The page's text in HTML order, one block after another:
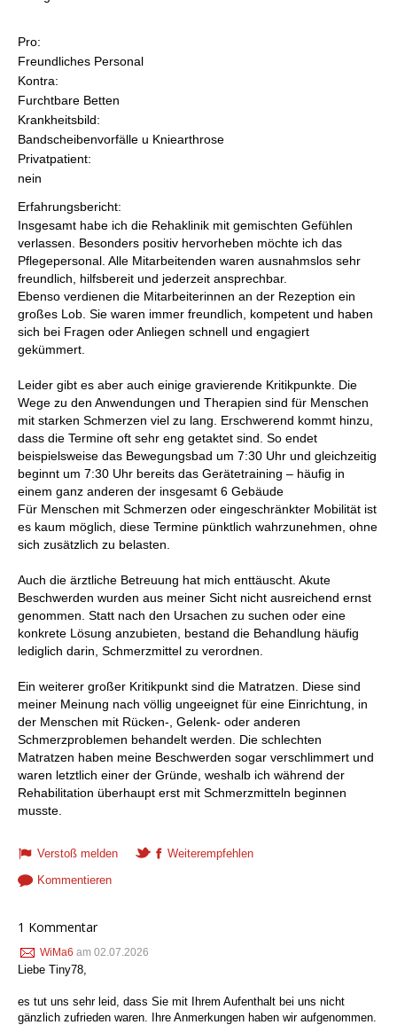
Pro:
Freundliches Personal
Kontra:
Furchtbare Betten
Krankheitsbild:
Bandscheibenvorfälle u Kniearthrose
Privatpatient:
nein
Erfahrungsbericht:
Insgesamt habe ich die Rehaklinik mit gemischten Gefühlen
verlassen. Besonders positiv hervorheben möchte ich das
Pflegepersonal. Alle Mitarbeitenden waren ausnahmslos sehr
freundlich, hilfsbereit und jederzeit ansprechbar.
Ebenso verdienen die Mitarbeiterinnen an der Rezeption ein
großes Lob. Sie waren immer freundlich, kompetent und haben
sich bei Fragen oder Anliegen schnell und engagiert
gekümmert.
Leider gibt es aber auch einige gravierende Kritikpunkte. Die
Wege zu den Anwendungen und Therapien sind für Menschen
mit starken Schmerzen viel zu lang. Erschwerend kommt hinzu,
dass die Termine oft sehr eng getaktet sind. So endet
beispielsweise das Bewegungsbad um 7:30 Uhr und gleichzeitig
beginnt um 7:30 Uhr bereits das Gerätetraining – häufig in
einem ganz anderen der insgesamt 6 Gebäude
Für Menschen mit Schmerzen oder eingeschränkter Mobilität ist
es kaum möglich, diese Termine pünktlich wahrzunehmen, ohne
sich zusätzlich zu belasten.
Auch die ärztliche Betreuung hat mich enttäuscht. Akute
Beschwerden wurden aus meiner Sicht nicht ausreichend ernst
genommen. Statt nach den Ursachen zu suchen oder eine
konkrete Lösung anzubieten, bestand die Behandlung häufig
lediglich darin, Schmerzmittel zu verordnen.
Ein weiterer großer Kritikpunkt sind die Matratzen. Diese sind
meiner Meinung nach völlig ungeeignet für eine Einrichtung, in
der Menschen mit Rücken-, Gelenk- oder anderen
Schmerzproblemen behandelt werden. Die schlechten
Matratzen haben meine Beschwerden sogar verschlimmert und
waren letztlich einer der Gründe, weshalb ich während der
Rehabilitation überhaupt erst mit Schmerzmitteln beginnen
musste.
Verstoß melden
Weiterempfehlen
Kommentieren
1 Kommentar
WiMa6 am 02.07.2026
Liebe Tiny78,
es tut uns sehr leid, dass Sie mit Ihrem Aufenthalt bei uns nicht
gänzlich zufrieden waren. Ihre Anmerkungen haben wir aufgenommen.